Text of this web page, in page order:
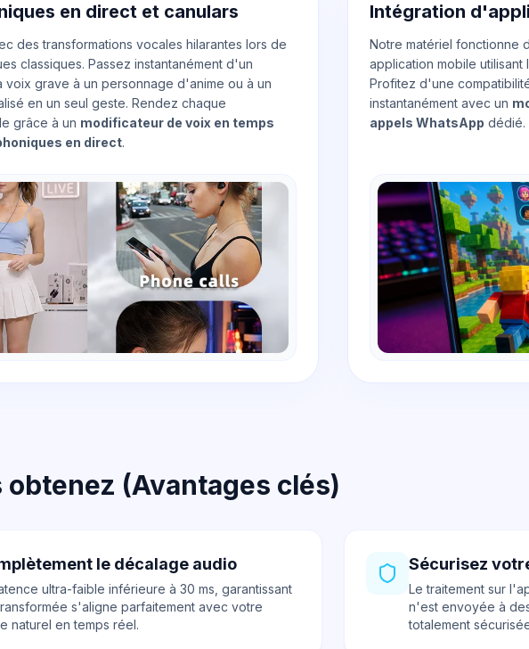
en direct et canulars
des transformations vocales hilarantes lors de
classiques. Passez instantanément d'un
voix grave à un personnage d'anime ou à un
en un seul geste. Rendez chaque
grâce à un modificateur de voix en temps
en direct.
Intégration
Notre matériel fonctionne
application mobile
Profitez d'une
instantanément avec un
appels WhatsApp dédié.
obtenez (Avantages clés)
le décalage audio
ultra-faible inférieure à 30 ms, garantissant
s'aligne parfaitement avec votre
naturel en temps réel.
Sécurisez
Le traitement sur
n'est envoyée à
totalement